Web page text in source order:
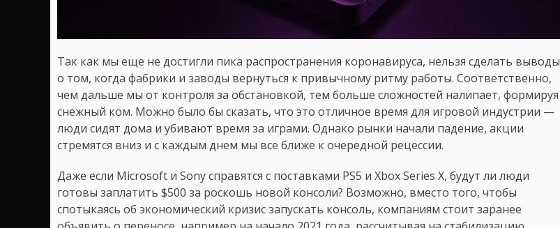
Так как мы еще не достигли пика распространения коронавируса, нельзя сделать выводы
о том, когда фабрики и заводы вернуться к привычному ритму работы. Соответственно,
чем дальше мы от контроля за обстановкой, тем больше сложностей налипает, формируя
снежный ком. Можно было бы сказать, что это отличное время для игровой индустрии —
люди сидят дома и убивают время за играми. Однако рынки начали падение, акции
стремятся вниз и с каждым днем мы все ближе к очередной рецессии.
Даже если Microsoft и Sony справятся с поставками PS5 и Xbox Series X, будут ли люди
готовы заплатить $500 за роскошь новой консоли? Возможно, вместо того, чтобы
спотыкаясь об экономический кризис запускать консоль, компаниям стоит заранее